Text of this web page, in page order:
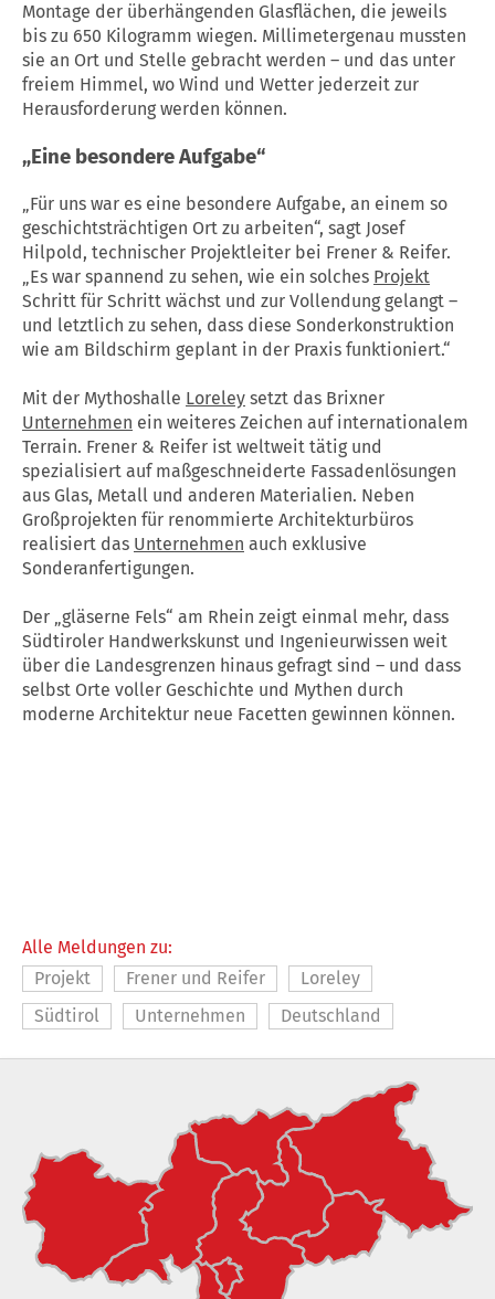
Montage der überhängenden Glasflächen, die jeweils
bis zu 650 Kilogramm wiegen. Millimetergenau mussten
sie an Ort und Stelle gebracht werden – und das unter
freiem Himmel, wo Wind und Wetter jederzeit zur
Herausforderung werden können.
„Eine besondere Aufgabe“
„Für uns war es eine besondere Aufgabe, an einem so
geschichtsträchtigen Ort zu arbeiten“, sagt Josef
Hilpold, technischer Projektleiter bei Frener & Reifer.
„Es war spannend zu sehen, wie ein solches Projekt
Schritt für Schritt wächst und zur Vollendung gelangt –
und letztlich zu sehen, dass diese Sonderkonstruktion
wie am Bildschirm geplant in der Praxis funktioniert.“
Mit der Mythoshalle Loreley setzt das Brixner
Unternehmen ein weiteres Zeichen auf internationalem
Terrain. Frener & Reifer ist weltweit tätig und
spezialisiert auf maßgeschneiderte Fassadenlösungen
aus Glas, Metall und anderen Materialien. Neben
Großprojekten für renommierte Architekturbüros
realisiert das Unternehmen auch exklusive
Sonderanfertigungen.
Der „gläserne Fels“ am Rhein zeigt einmal mehr, dass
Südtiroler Handwerkskunst und Ingenieurwissen weit
über die Landesgrenzen hinaus gefragt sind – und dass
selbst Orte voller Geschichte und Mythen durch
moderne Architektur neue Facetten gewinnen können.
Alle Meldungen zu:
Projekt
Frener und Reifer
Loreley
Südtirol
Unternehmen Deutschland